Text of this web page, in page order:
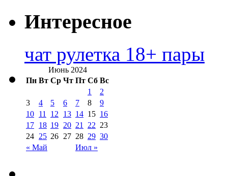
Интересное
чат рулетка 18+ пары
Июнь 2024
Пн Вт Ср Чт Пт Сб Вс
« Май Июл »
1
2
3
4 5 6 7 8
9
10 11 12 13 14 15 16
17 18 19 20 21 22 23
24 25 26 27 28 29 30